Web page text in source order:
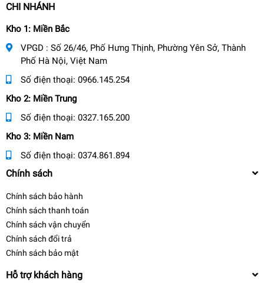
CHI NHÁNH
Kho 1: Miền Bắc
VPGD : Số 26/46, Phố Hưng Thịnh, Phường Yên Sở, Thành
Phố Hà Nội, Việt Nam
Số điện thoại: 0966.145.254
Kho 2: Miền Trung
Số điện thoại: 0327.165.200
Kho 3: Miền Nam
Số điện thoại: 0374.861.894
Chính sách
Chính sách bảo hành
Chính sách thanh toán
Chính sách vận chuyển
Chính sách đổi trả
Chính sách bảo mật
Hỗ trợ khách hàng